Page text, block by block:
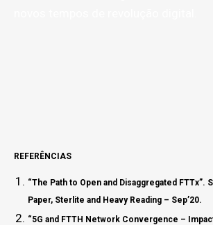
REFERÊNCIAS
“The Path to Open and Disaggregated FTTx”.
Paper, Sterlite and Heavy Reading – Sep’20.
“5G and FTTH Network Convergence –